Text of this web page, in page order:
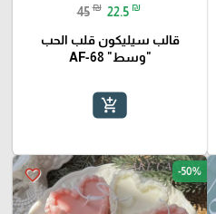
45 ₪ 22.5 ₪
قالب سيليكون قلب الحب
"وسط" AF-68
add_shopping_cart
favorite_border -50%